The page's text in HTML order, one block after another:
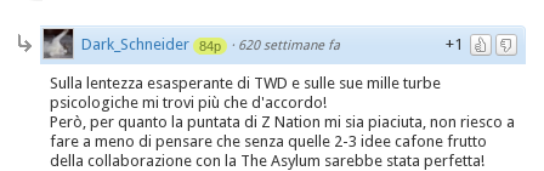
+1
Dark_Schneider 84p · 620 settimane fa
Sulla lentezza esasperante di TWD e sulle sue mille turbe
psicologiche mi trovi più che d'accordo!
Però, per quanto la puntata di Z Nation mi sia piaciuta, non riesco a
fare a meno di pensare che senza quelle 2-3 idee cafone frutto
della collaborazione con la The Asylum sarebbe stata perfetta!